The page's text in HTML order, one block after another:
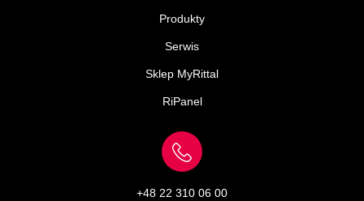
Produkty
Serwis
Sklep MyRittal
RiPanel
+48 22 310 06 00